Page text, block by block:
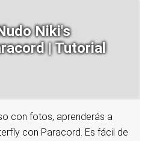
Niki's
| Tutorial
con fotos, aprenderás a
con Paracord. Es fácil de